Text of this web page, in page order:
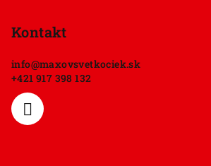
Kontakt
info@maxovsvetkociek.sk
+421 917 398 132